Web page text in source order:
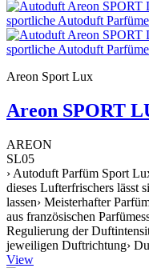
Areon Sport Lux
Areon SPORT
AREON
SL05
› Autoduft Parfüm Sport
dieses Lufterfrischers lässt
lassen› Meisterhafter
aus französischen
Regulierung der
jeweiligen Duftrichtung›
View